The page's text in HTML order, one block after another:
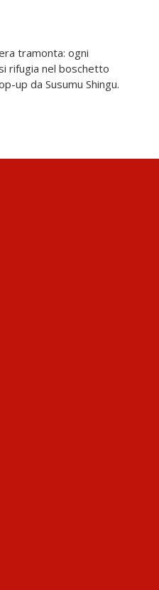
tramonta: ogni
rifugia nel boschetto
up da Susumu Shingu.